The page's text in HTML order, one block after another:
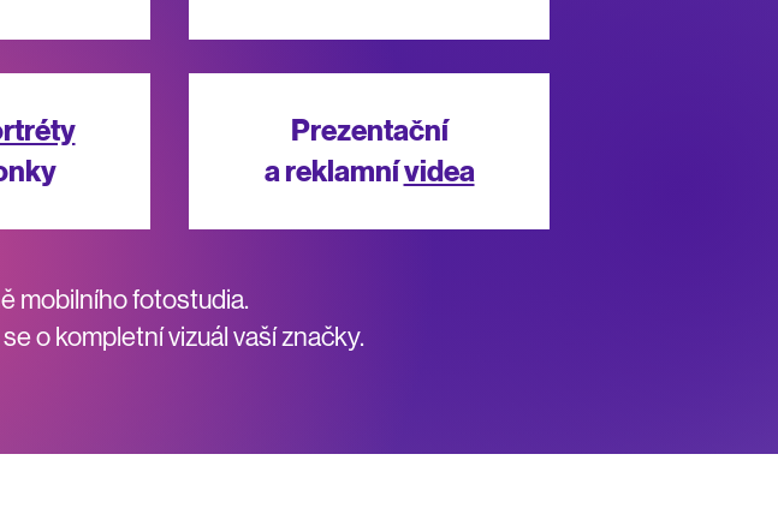
Prezentační
a reklamnívidea
mobilního fotostudia.
o kompletní vizuál vaší značky.